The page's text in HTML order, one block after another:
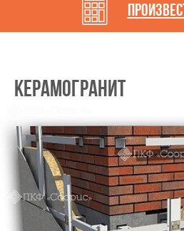
Керамогранит